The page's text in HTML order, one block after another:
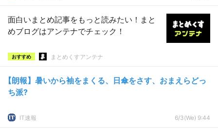
面白いまとめ記事をもっと読みたい！まと
めブログはアンテナでチェック！
おすすめ まとめくすアンテナ
【朗報】暑いから袖をまくる、日傘をさす、おまえらどっ
ち派?
IT速報 6/3(We) 9:44